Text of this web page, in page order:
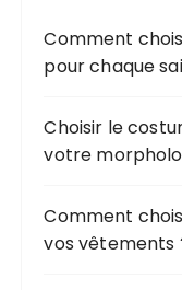
Comment
pour chaque
Choisir le
votre
Comment
vos vêtements